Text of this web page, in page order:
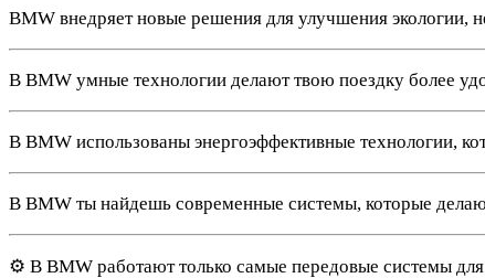
BMW внедряет новые решения для улучшения
В BMW умные технологии делают твою поездку более
В BMW использованы энергоэффективные технологии,
В BMW ты найдешь современные системы, которые
⚙️ В BMW работают только самые передовые системы для